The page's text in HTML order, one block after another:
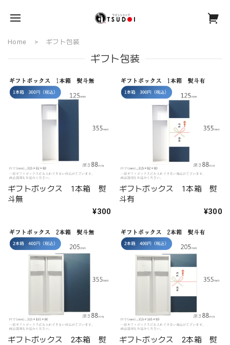
Home ギフト包装
ギフト包装
ギフトボックス 1本箱 熨
斗無
¥300
ギフトボックス 1本箱 熨
斗有
¥300
ギフトボックス 2本箱 熨
ギフトボックス 2本箱 熨